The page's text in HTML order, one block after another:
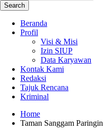
Search
Beranda
Profil
Visi & Misi
Izin SIUP
Data Karyawan
Kontak Kami
Redaksi
Tajuk Rencana
Kriminal
Home
Taman Sanggam Paringin